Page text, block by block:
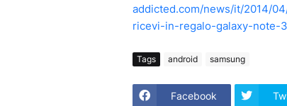
addicted.com/news/it/2014/
ricevi-in-regalo-galaxy-note-
Tags android samsung
Facebook